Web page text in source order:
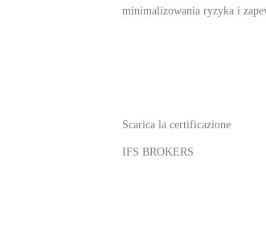
minimalizowania ryzyka i
Scarica la certificazione
IFS BROKERS